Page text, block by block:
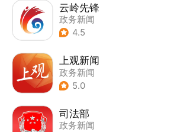
云岭先锋
政务新闻
4.5
上观新闻
政务新闻
5.0
司法部
政务新闻